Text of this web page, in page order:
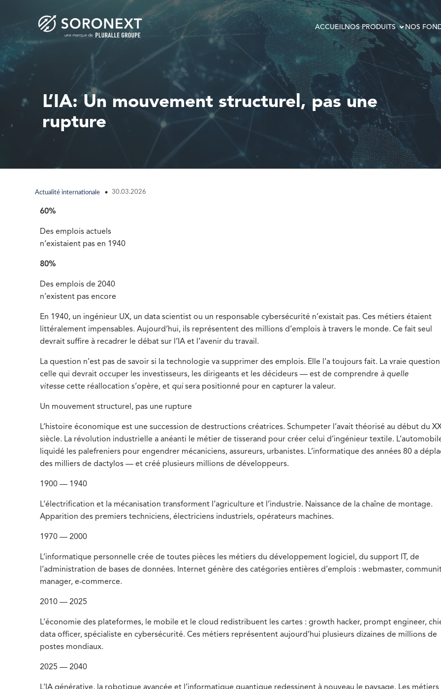
ACCUEILNOS PRODUITS NOS
L’IA: Un mouvement structurel, pas une
rupture
Actualité internationale 30.03.2026
60%
Des emplois actuels
n’existaient pas en 1940
80%
Des emplois de 2040
n’existent pas encore
En 1940, un ingénieur UX, un data scientist ou un responsable cybersécurité n’existait pas. Ces métiers étaient
littéralement impensables. Aujourd’hui, ils représentent des millions d’emplois à travers le monde. Ce fait seul
devrait suffire à recadrer le débat sur l’IA et l’avenir du travail.
La question n’est pas de savoir si la technologie va supprimer des emplois. Elle l’a toujours fait. La vraie
celle qui devrait occuper les investisseurs, les dirigeants et les décideurs — est de comprendre à quelle
vitesse cette réallocation s’opère, et quisera positionné pour en capturer la valeur.
Un mouvement structurel, pas une rupture
L’histoire économique est une succession de destructions créatrices. Schumpeter l’avait théorisé au début du
siècle. La révolution industrielle a anéanti le métier de tisserand pour créer celui d’ingénieur textile.
liquidé les palefreniers pour engendrer mécaniciens, assureurs, urbanistes. L’informatique des années 80 a
des milliers de dactylos — et créé plusieurs millions de développeurs.
1900 — 1940
L’électrification et la mécanisation transforment l’agriculture et l’industrie. Naissance de la chaîne de montage.
Apparition des premiers techniciens, électriciens industriels, opérateurs machines.
1970 — 2000
L’informatique personnelle crée de toutes pièces les métiers du développement logiciel, du support IT, de
l’administration de bases de données. Internet génère des catégories entières d’emplois : webmaster,
manager, e-commerce.
2010 — 2025
L’économie des plateformes, le mobile et le cloud redistribuent les cartes : growth hacker, prompt engineer,
data officer, spécialiste en cybersécurité. Ces métiers représentent aujourd’hui plusieurs dizaines de millions de
postes mondiaux.
2025 — 2040
L’IA générative, la robotique avancée et l’informatique quantique redessinent à nouveau le paysage. Les métiers